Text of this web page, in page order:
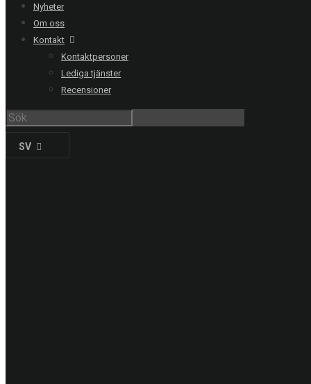
Nyheter
Om oss
Kontakt
Kontaktpersoner
Lediga tjänster
Recensioner
SV
Stockholm
Göteborg
Malmö
018-15 22 00
Helsingborg
042-16 50 10
Jönköping
036-18 45 00
Kristianstad
044-20 91 00
PRODUKTER